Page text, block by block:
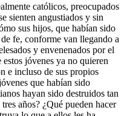
católicos, preocupados
sienten angustiados y sin
sus hijos, que habían sido
fe, conforme van llegando a
y envenenados por el
jóvenes ya no quieren
e incluso de sus propios
que habían sido
hayan sido destruidos tan
años? ¿Qué pueden hacer